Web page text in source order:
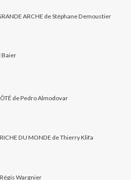
ARCHE de Stéphane Demoustier
Baier
de Pedro Almodovar
DU MONDE de Thierry Klifa
Régis Wargnier